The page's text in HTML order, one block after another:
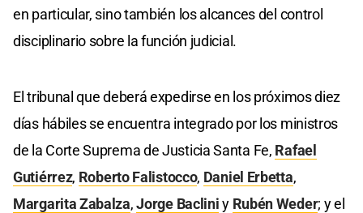
en particular, sino también los alcances del control
disciplinario sobre la función judicial.
El tribunal que deberá expedirse en los próximos diez
días hábiles se encuentra integrado por los ministros
de la Corte Suprema de Justicia Santa Fe, Rafael
Gutiérrez, Roberto Falistocco, Daniel Erbetta,
Margarita Zabalza,Jorge Bacliniy Rubén Weder; y el